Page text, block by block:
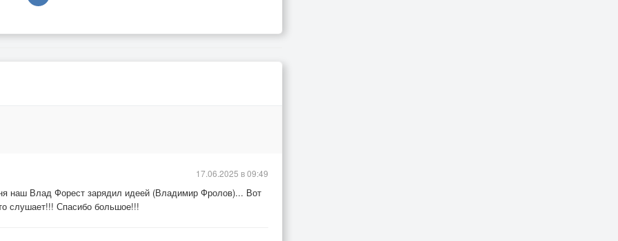
наш Влад Форест зарядил идеей (Владимир Фролов)... Вот
слушает!!! Спасибо большое!!!
17.06.2025 в 09:49